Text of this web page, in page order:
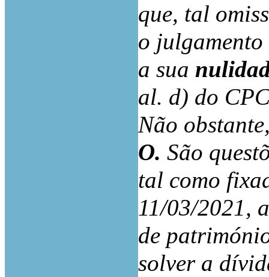
que, tal
o
a sua
al. d) do
Não
O. São
tal como
11/03/2021,
de
solver a